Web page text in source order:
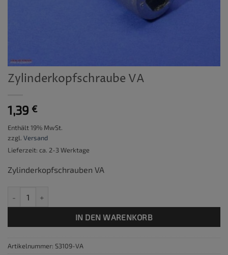
Zylinderkopfschraube VA
1,39 €
Enthält 19% MwSt.
zzgl. Versand
Lieferzeit: ca. 2-3 Werktage
Zylinderkopfschrauben VA
IN DEN WARENKORB
Artikelnummer: S3109-VA